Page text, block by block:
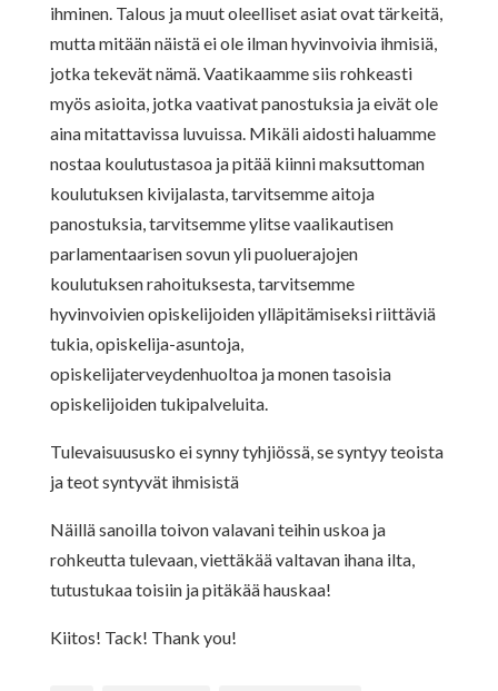
ihminen. Talous ja muut oleelliset asiat ovat tärkeitä,
mutta mitään näistä ei ole ilman hyvinvoivia ihmisiä,
jotka tekevät nämä. Vaatikaamme siis rohkeasti
myös asioita, jotka vaativat panostuksia ja eivät ole
aina mitattavissa luvuissa. Mikäli aidosti haluamme
nostaa koulutustasoa ja pitää kiinni maksuttoman
koulutuksen kivijalasta, tarvitsemme aitoja
panostuksia, tarvitsemme ylitse vaalikautisen
parlamentaarisen sovun yli puoluerajojen
koulutuksen rahoituksesta, tarvitsemme
hyvinvoivien opiskelijoiden ylläpitämiseksi riittäviä
tukia, opiskelija-asuntoja,
opiskelijaterveydenhuoltoa ja monen tasoisia
opiskelijoiden tukipalveluita.
Tulevaisuususko ei synny tyhjiössä, se syntyy teoista
ja teot syntyvät ihmisistä
Näillä sanoilla toivon valavani teihin uskoa ja
rohkeutta tulevaan, viettäkää valtavan ihana ilta,
tutustukaa toisiin ja pitäkää hauskaa!
Kiitos! Tack! Thank you!